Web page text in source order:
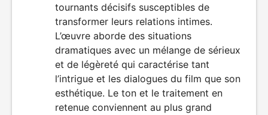
tournants décisifs susceptibles de
transformer leurs relations intimes.
L’œuvre aborde des situations
dramatiques avec un mélange de sérieux
et de légèreté qui caractérise tant
l’intrigue et les dialogues du film que son
esthétique. Le ton et le traitement en
retenue conviennent au plus grand